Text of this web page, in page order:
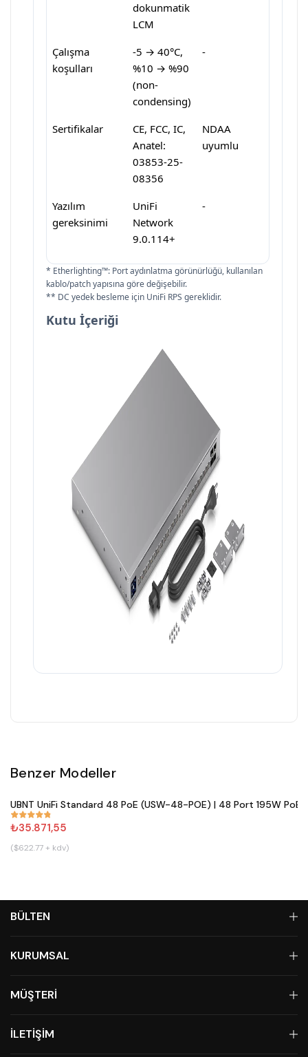
dokunmatik
LCM
Çalışma
koşulları
-5 → 40°C,
%10 → %90
(non-
condensing)
-
Sertifikalar
CE, FCC, IC,
Anatel:
03853-25-
08356
NDAA
uyumlu
Yazılım
gereksinimi
UniFi
Network
9.0.114+
-
* Etherlighting™: Port aydınlatma görünürlüğü, kullanılan
kablo/patch yapısına göre değişebilir.
** DC yedek besleme için UniFi RPS gereklidir.
Kutu İçeriği
Benzer Modeller
#861
UBNT UniFi Standard 48 PoE (USW-48-POE) | 48 Port 195W
₺35.871,55
($622.77 + kdv)
BÜLTEN
KURUMSAL
MÜŞTERİ
İLETİŞİM